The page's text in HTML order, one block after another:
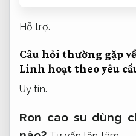
Hỗ trợ.
Câu hỏi thường gặp
Linh hoạt theo yêu
Uy tín.
Ron cao su dùng